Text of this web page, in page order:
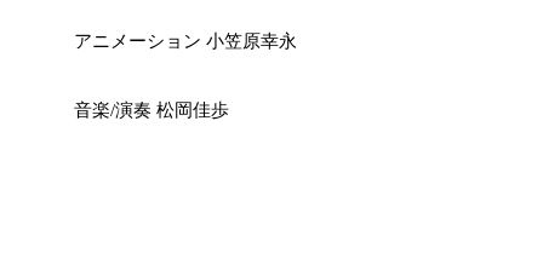
アニメーション 小笠原幸永
音楽/演奏 松岡佳歩